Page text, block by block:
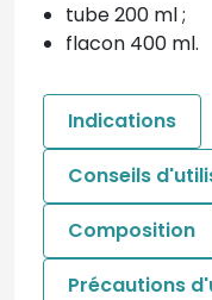
tube 200 ml ;
flacon 400 ml.
Indications
Conseils
Composition
Précautions